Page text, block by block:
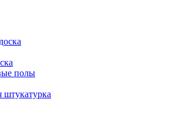
полы
штукатурка